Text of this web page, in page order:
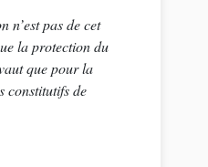
n’est pas de cet
la protection du
que pour la
constitutifs de